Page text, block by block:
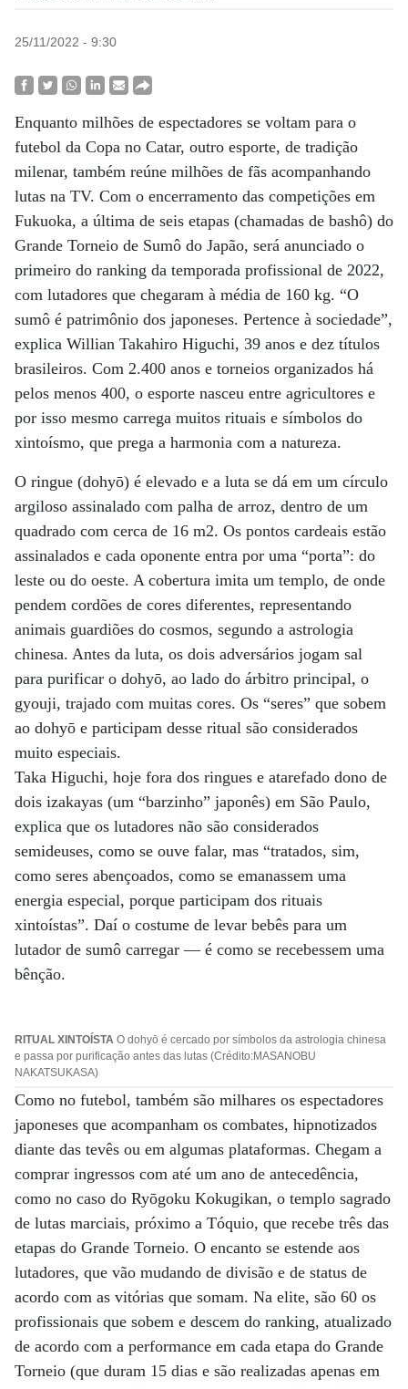
25/11/2022 - 9:30
Enquanto milhões de espectadores se voltam para o
futebol da Copa no Catar, outro esporte, de tradição
milenar, também reúne milhões de fãs acompanhando
lutas na TV. Com o encerramento das competições em
Fukuoka, a última de seis etapas (chamadas de bashô) do
Grande Torneio de Sumô do Japão, será anunciado o
primeiro do ranking da temporada profissional de 2022,
com lutadores que chegaram à média de 160 kg. “O
sumô é patrimônio dos japoneses. Pertence à sociedade”,
explica Willian Takahiro Higuchi, 39 anos e dez títulos
brasileiros. Com 2.400 anos e torneios organizados há
pelos menos 400, o esporte nasceu entre agricultores e
por isso mesmo carrega muitos rituais e símbolos do
xintoísmo, que prega a harmonia com a natureza.
O ringue (dohyō) é elevado e a luta se dá em um círculo
argiloso assinalado com palha de arroz, dentro de um
quadrado com cerca de 16 m2. Os pontos cardeais estão
assinalados e cada oponente entra por uma “porta”: do
leste ou do oeste. A cobertura imita um templo, de onde
pendem cordões de cores diferentes, representando
animais guardiões do cosmos, segundo a astrologia
chinesa. Antes da luta, os dois adversários jogam sal
para purificar o dohyō, ao lado do árbitro principal, o
gyouji, trajado com muitas cores. Os “seres” que sobem
ao dohyō e participam desse ritual são considerados
muito especiais.
Taka Higuchi, hoje fora dos ringues e atarefado dono de
dois izakayas (um “barzinho” japonês) em São Paulo,
explica que os lutadores não são considerados
semideuses, como se ouve falar, mas “tratados, sim,
como seres abençoados, como se emanassem uma
energia especial, porque participam dos rituais
xintoístas”. Daí o costume de levar bebês para um
lutador de sumô carregar — é como se recebessem uma
bênção.
RITUAL XINTOÍSTA O dohyō é cercado por símbolos da astrologia chinesa
e passa por purificação antes das lutas (Crédito:MASANOBU
NAKATSUKASA)
Como no futebol, também são milhares os espectadores
japoneses que acompanham os combates, hipnotizados
diante das tevês ou em algumas plataformas. Chegam a
comprar ingressos com até um ano de antecedência,
como no caso do Ryōgoku Kokugikan, o templo sagrado
de lutas marciais, próximo a Tóquio, que recebe três das
etapas do Grande Torneio. O encanto se estende aos
lutadores, que vão mudando de divisão e de status de
acordo com as vitórias que somam. Na elite, são 60 os
profissionais que sobem e descem do ranking, atualizado
de acordo com a performance em cada etapa do Grande
Torneio (que duram 15 dias e são realizadas apenas em